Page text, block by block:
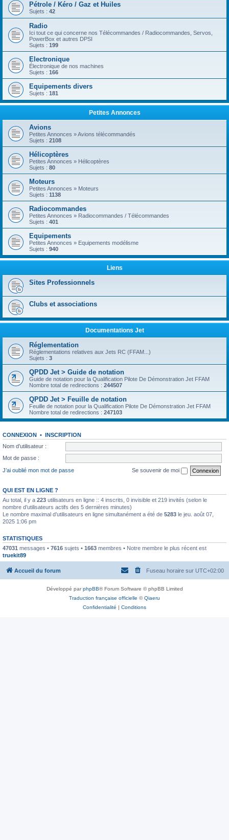
Pétrole / Kéro / Gaz et Huiles
Sujets : 42
Radio
Ici tout ce qui concerne nos Télécommandes / Radiocommandes, Servos,
PowerBox et autres DPSI
Sujets : 199
Electronique
Électronique de nos machines
Sujets : 166
Equipements divers
Sujets : 181
Petites Annonces
Avions
Petites Annonces » Avions télécommandés
Sujets : 2108
Hélicoptères
Petites Annonces » Hélicoptères
Sujets : 80
Moteurs
Petites Annonces » Moteurs
Sujets : 1138
Radiocommandes
Petites Annonces » Radiocommandes / Télécommandes
Sujets : 401
Equipements
Petites Annonces » Equipements modélisme
Sujets : 940
Liens
Sites Professionnels
Clubs et associations
Documentations Jet
Réglementation
Réglementations relatives aux Jets RC (FFAM...)
Sujets : 3
QPDD Jet > Guide de notation
Guide de notation pour la Qualification Pilote De Démonstration Jet FFAM
Nombre total de redirections : 244507
QPDD Jet > Feuille de notation
Feuille de notation pour la Qualification Pilote De Démonstration Jet FFAM
Nombre total de redirections : 247103
CONNEXION • INSCRIPTION
Nom d’utilisateur :
Mot de passe :
J’ai oublié mon mot de passe
Se souvenir de moi
QUI EST EN LIGNE ?
Au total, il y a 223 utilisateurs en ligne :: 4 inscrits, 0 invisible et 219 invités (selon le
nombre d’utilisateurs actifs des 5 dernières minutes)
Le nombre maximal d’utilisateurs en ligne simultanément a été de 5283 le jeu. août 07,
2025 1:06 pm
STATISTIQUES
47031 messages • 7616 sujets • 1663 membres • Notre membre le plus récent est
truekit89
Accueil du forum Fuseau horaire sur UTC+02:00
Développé parphpBB® Forum Software © phpBB Limited
Traduction française officielle ©Qiaeru
Confidentialité | Conditions